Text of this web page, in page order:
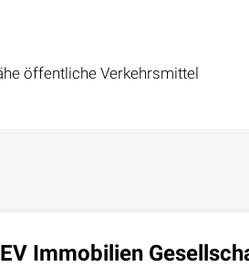
öffentliche Verkehrsmittel
Immobilien